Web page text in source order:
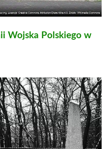
Wojska Polskiego w